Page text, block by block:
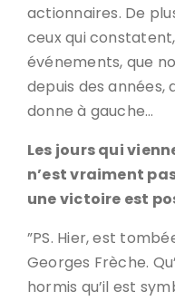
actionnaires. De
ceux qui
événements, que
depuis des années,
donne à gauche…
Les jours qui
n’est vraiment
une victoire est
”PS. Hier, est
Georges Frèche.
hormis qu’il est